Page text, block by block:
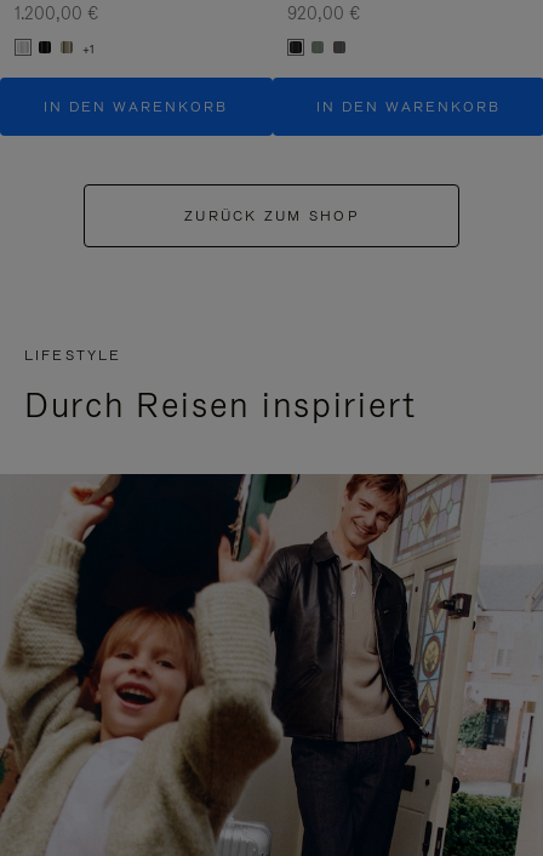
1.200,00 €
+1
IN DEN WARENKORB
920,00 €
IN DEN WARENKORB
ZURÜCK ZUM SHOP
LIFESTYLE
Durch Reisen inspiriert